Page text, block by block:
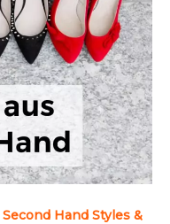
Second Hand Styles &